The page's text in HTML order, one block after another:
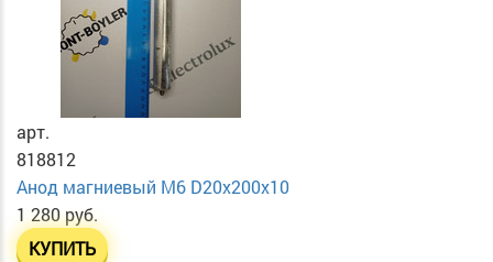
арт.
818812
Анод магниевый М6 D20х200х10
1 280 руб.
КУПИТЬ